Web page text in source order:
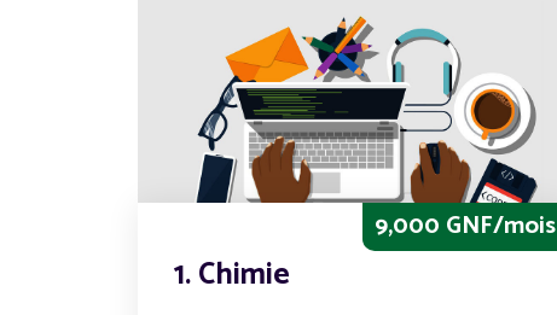
9,000 GNF/mois
1. Chimie